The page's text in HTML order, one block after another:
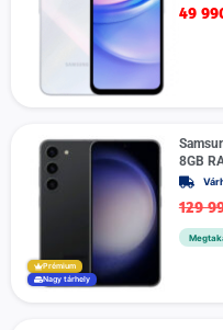
49
Prémium
Nagy tárhely
8GB
129